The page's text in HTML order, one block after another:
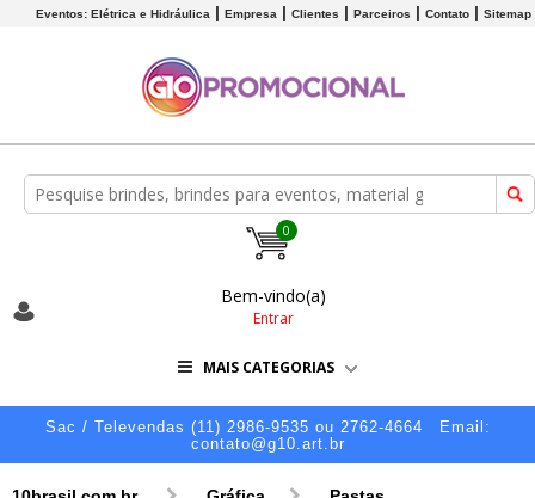
Eventos: Elétrica e Hidráulica Empresa Clientes Parceiros Contato Sitemap
0
Bem-vindo(a)
Entrar
MAIS CATEGORIAS
Sac / Televendas (11) 2986-9535 ou 2762-4664
Email:
contato@g10.art.br